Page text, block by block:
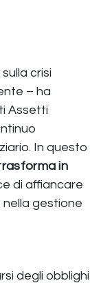
crisi
– ha
Assetti
In questo
in
di affiancare
nella gestione
degli obblighi